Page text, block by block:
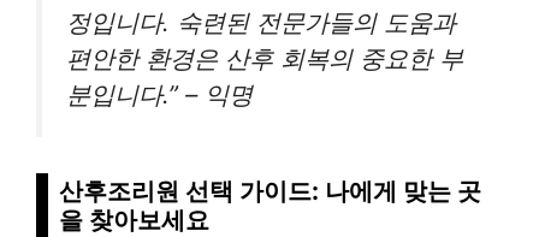
정입니다. 숙련된 전문가들의 도움과
편안한 환경은 산후 회복의 중요한 부
분입니다.” – 익명
산후조리원 선택 가이드: 나에게 맞는 곳
을 찾아보세요